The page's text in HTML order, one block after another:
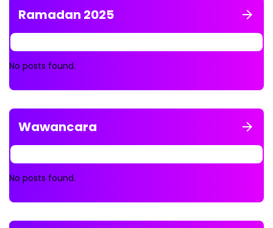
Ramadan 2025
No posts found.
Wawancara
No posts found.